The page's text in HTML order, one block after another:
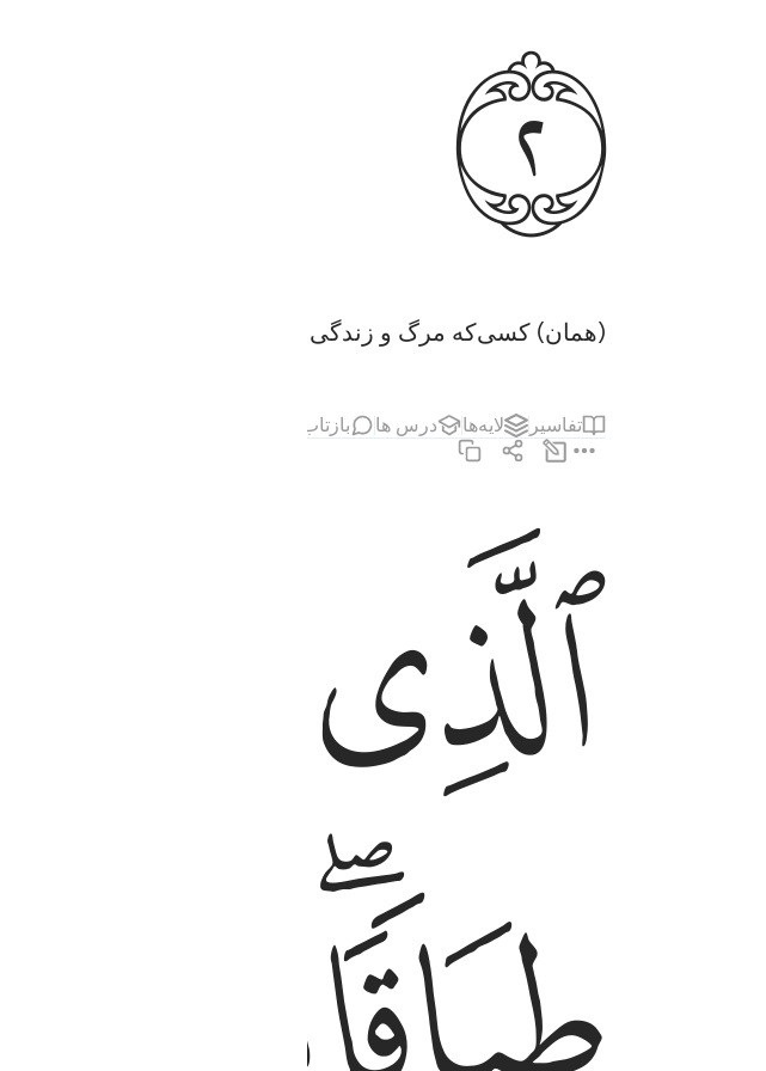
ﱗ
(همان) کسی‌که مرگ و زندگی را آفرید تا شما را بیازماید که
تفاسیر لایه‌ها درس ها بازتاب ها
الذي خلق سبع سماوات طباقا ما ترى في خلق الرحمان من تفاوت فارجع
ٱلَّذِى خَلَقَ سَبْعَ سَمَـٰوَٰتٍۢ طِبَاقًۭا ۖ مَّا تَرَىٰ فِى خَلْقِ ٱلرَّحْمَـٰنِ مِن تَفَـٰوُتٍۢ
ﱘ